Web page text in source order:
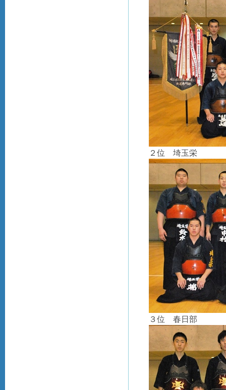
２位 埼玉栄
３位 春日部